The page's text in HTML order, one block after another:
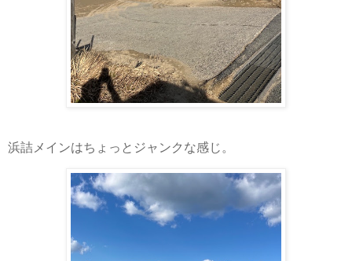
浜詰メインはちょっとジャンクな感じ。